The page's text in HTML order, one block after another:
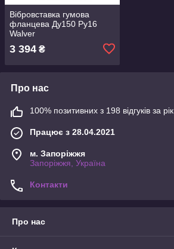
Вібровставка гумова
фланцева Ду150 Ру16
Walver
3 394 ₴
Про нас
100% позитивних з 198 відгуків за рік
Працює з 28.04.2021
м. Запоріжжя
Запоріжжя, Україна
Контакти
Про нас